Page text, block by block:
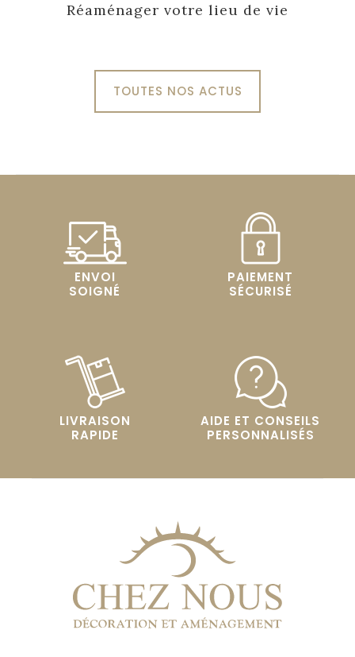
Réaménager votre lieu de vie
TOUTES NOS ACTUS
ENVOI
SOIGNÉ
PAIEMENT
SÉCURISÉ
LIVRAISON
RAPIDE
AIDE ET CONSEILS
PERSONNALISÉS